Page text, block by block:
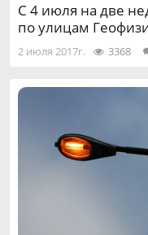
С 4 июля на две
по улицам
2 июля 2017г. 3368